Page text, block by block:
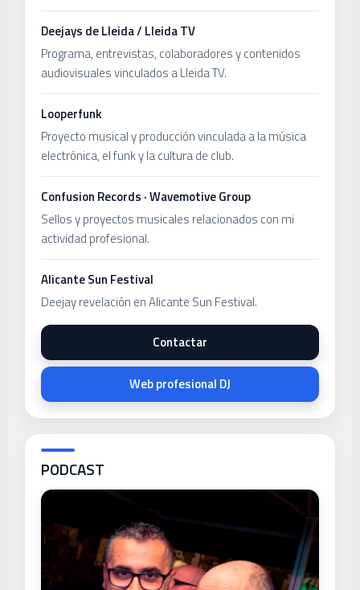
Deejays de Lleida / Lleida TV
Programa, entrevistas, colaboradores y contenidos
audiovisuales vinculados a Lleida TV.
Looperfunk
Proyecto musical y producción vinculada a la música
electrónica, el funk y la cultura de club.
Confusion Records · Wavemotive Group
Sellos y proyectos musicales relacionados con mi
actividad profesional.
Alicante Sun Festival
Deejay revelación en Alicante Sun Festival.
Contactar
Web profesional DJ
PODCAST